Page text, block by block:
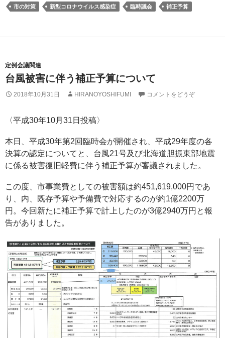
市の対策 新型コロナウイルス感染症 臨時議会 補正予算
定例会議関連
台風被害に伴う補正予算について
2018年10月31日 HIRANOYOSHIFUMI コメントをどうぞ
〈平成30年10月31日投稿〉
本日、平成30年第2回臨時会が開催され、平成29年度の各
決算の認定についてと、台風21号及び北海道胆振東部地震
に係る被害復旧軽費に伴う補正予算が審議されました。
この度、市事業費としての被害額は約451,619,000円であ
り、内、既存予算や予備費で対応するのが約1億2200万
円。今回新たに補正予算で計上したのが3億2940万円と報
告がありました。